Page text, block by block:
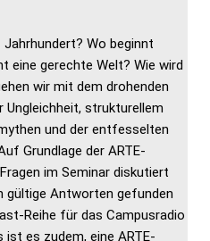
Wo beginnt
eine gerechte Welt? Wie wird
wir mit dem drohenden
Ungleichheit, strukturellem
und der entfesselten
Grundlage der ARTE-
im Seminar diskutiert
gültige Antworten gefunden
Reihe für das Campusradio
es zudem, eine ARTE-